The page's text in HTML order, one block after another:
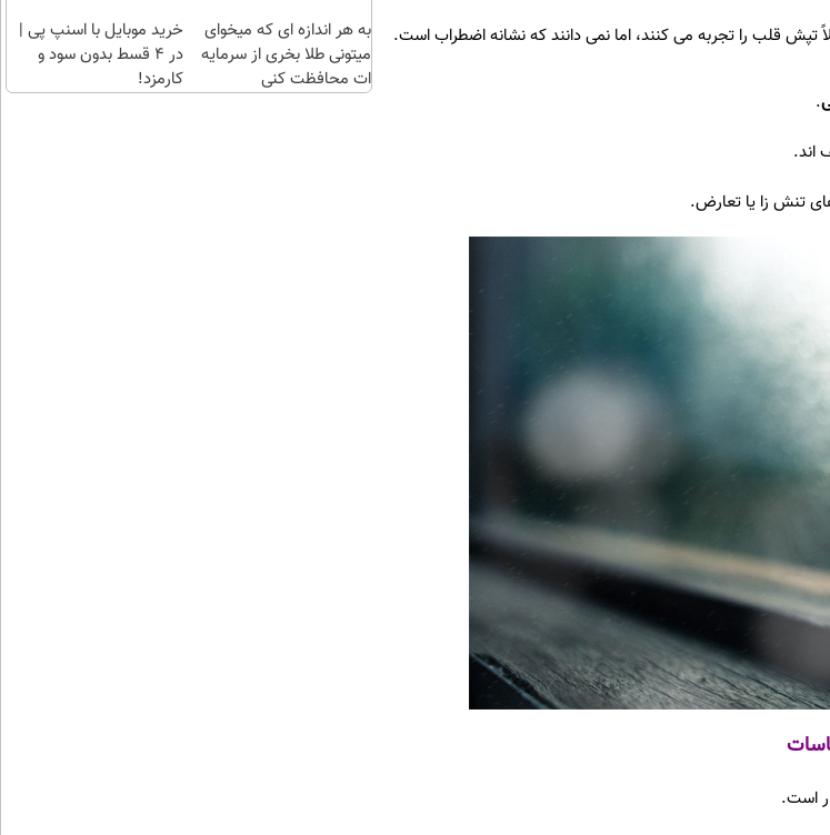
تپش قلب را تجربه می کنند، اما نمی دانند که نشانه اضطراب است.
.
اند.
تنش زا یا تعارض.
است.
به هر اندازه ای که میخوای
میتونی طلا بخری از سرمایه
ات محافظت کنی
خرید موبایل با اسنپ پی |
در ۴ قسط بدون سود و
کارمزد!